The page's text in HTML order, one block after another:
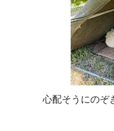
心配そうにのぞ